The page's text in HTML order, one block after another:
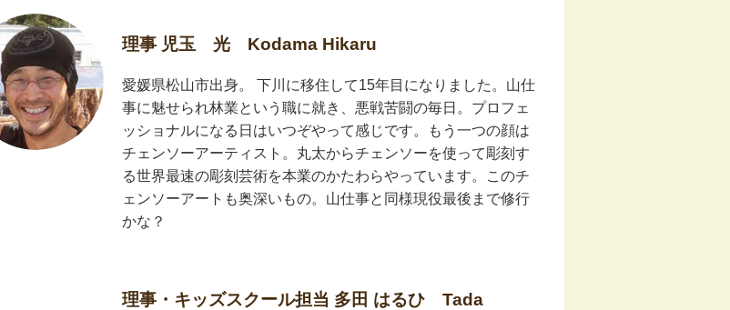
理事 児玉 光 Kodama Hikaru
愛媛県松山市出身。 下川に移住して15年目になりました。山仕
事に魅せられ林業という職に就き、悪戦苦闘の毎日。プロフェ
ッショナルになる日はいつぞやって感じです。もう一つの顔は
チェンソーアーティスト。丸太からチェンソーを使って彫刻す
る世界最速の彫刻芸術を本業のかたわらやっています。このチ
ェンソーアートも奥深いもの。山仕事と同様現役最後まで修行
かな？
理事・キッズスクール担当 多田 はるひ Tada